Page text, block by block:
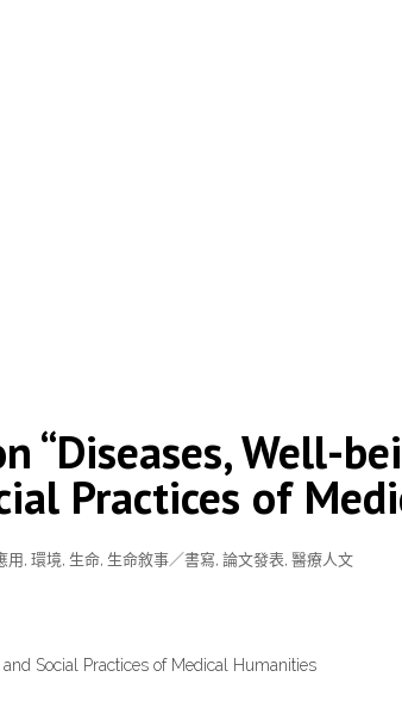
“Diseases, Well-
Practices of
用 , 環境, 生命, 生命敘事／書寫, 論文發表, 醫療人文
Social Practices of Medical Humanities